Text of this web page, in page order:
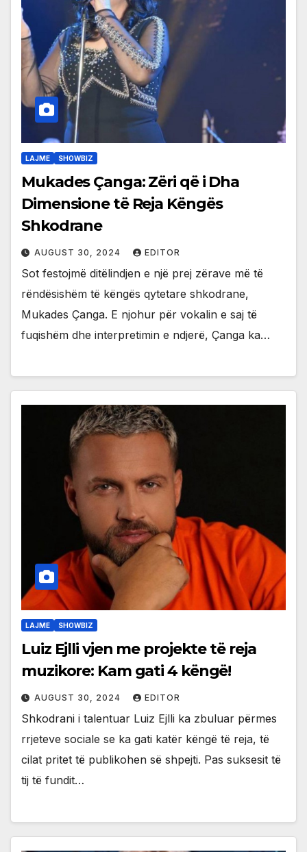
LAJME SHOWBIZ
Mukades Çanga: Zëri që i Dha
Dimensione të Reja Këngës
Shkodrane
AUGUST 30, 2024 EDITOR
Sot festojmë ditëlindjen e një prej zërave më të
rëndësishëm të këngës qytetare shkodrane,
Mukades Çanga. E njohur për vokalin e saj të
fuqishëm dhe interpretimin e ndjerë, Çanga ka…
LAJME SHOWBIZ
Luiz Ejlli vjen me projekte të reja
muzikore: Kam gati 4 këngë!
AUGUST 30, 2024 EDITOR
Shkodrani i talentuar Luiz Ejlli ka zbuluar përmes
rrjeteve sociale se ka gati katër këngë të reja, të
cilat pritet të publikohen së shpejti. Pas suksesit të
tij të fundit…